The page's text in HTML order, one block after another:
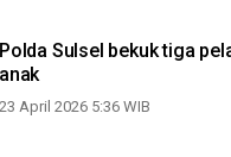
Polda Sulsel bekuk tiga
anak
23 April 2026 5:36 WIB